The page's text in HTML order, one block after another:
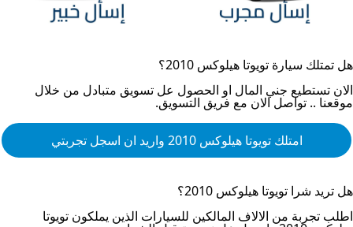
هل تمتلك سيارة تويوتا هيلوكس 2010
؟
الان تستطيع جني المال او الحصول عل تسويق متبادل من خلال
موقعنا .. تواصل الان مع فريق التسويق.
امتلكتويوتا هيلوكس 2010 واريد ان اسجل تجربتي
هل تريد شرا تويوتا هيلوكس 2010
؟
اطلب تجربة من الالاف المالكين للسيارات الذين يملكون تويوتا